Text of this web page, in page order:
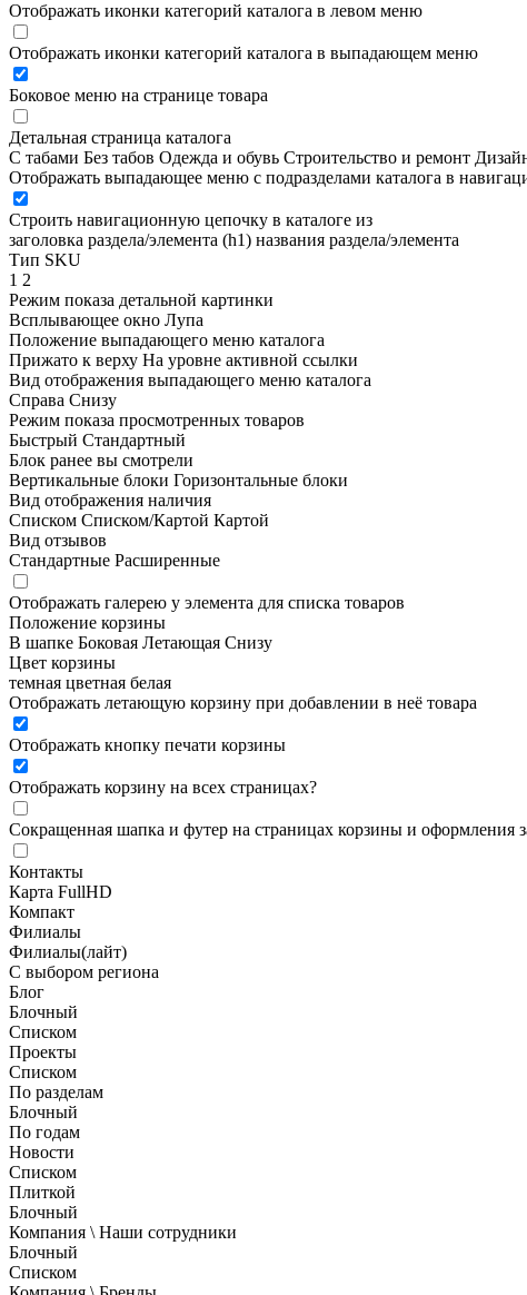
Отображать иконки категорий каталога в левом меню
Отображать иконки категорий каталога в выпадающем меню
Боковое меню на странице товара
Детальная страница каталога
С табами Без табов Одежда и обувь Строительство и ремонт
Отображать выпадающее меню с подразделами каталога в
Строить навигационную цепочку в каталоге из
заголовка раздела/элемента (h1) названия раздела/элемента
Тип SKU
1 2
Режим показа детальной картинки
Всплывающее окно Лупа
Положение выпадающего меню каталога
Прижато к верху На уровне активной ссылки
Вид отображения выпадающего меню каталога
Справа Снизу
Режим показа просмотренных товаров
Быстрый Стандартный
Блок ранее вы смотрели
Вертикальные блоки Горизонтальные блоки
Вид отображения наличия
Списком Списком/Картой Картой
Вид отзывов
Стандартные Расширенные
Отображать галерею у элемента для списка товаров
Положение корзины
В шапке Боковая Летающая Снизу
Цвет корзины
темная цветная белая
Отображать летающую корзину при добавлении в неё товара
Отображать кнопку печати корзины
Отображать корзину на всех страницах?
Сокращенная шапка и футер на страницах корзины и оформления
Контакты
Карта FullHD
Компакт
Филиалы
Филиалы(лайт)
С выбором региона
Блог
Блочный
Списком
Проекты
Списком
По разделам
Блочный
По годам
Новости
Списком
Плиткой
Блочный
Компания \ Наши сотрудники
Блочный
Списком